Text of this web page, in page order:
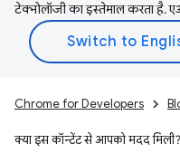
टेक्नोलॉजी का इस्तेमाल करता है.
Chrome for Developers
क्या इस कॉन्टेंट से आपको मदद मिली?